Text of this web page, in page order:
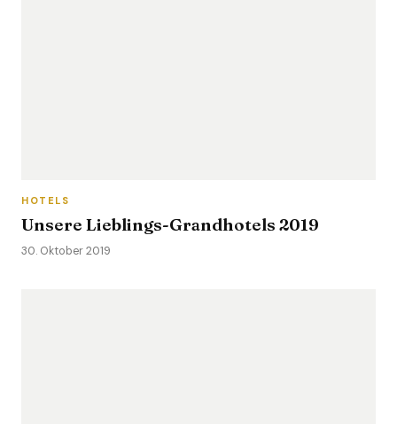
HOTELS
Unsere Lieblings-Grandhotels 2019
30. Oktober 2019